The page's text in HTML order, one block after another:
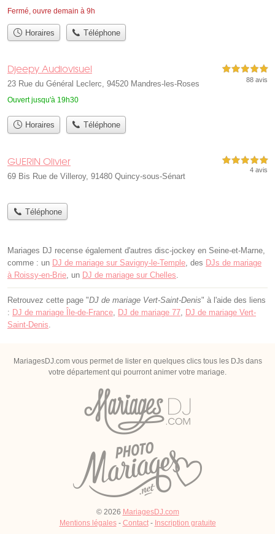
Fermé, ouvre demain à 9h
Horaires Téléphone
Djeepy Audiovisuel
23 Rue du Général Leclerc, 94520 Mandres-les-Roses
Ouvert jusqu'à 19h30
5,0 étoiles sur 5
88 avis
Horaires Téléphone
GUERIN Olivier
69 Bis Rue de Villeroy, 91480 Quincy-sous-Sénart
5,0 étoiles sur 5
4 avis
Téléphone
Mariages DJ recense également d'autres disc-jockey en Seine-et-Marne,
comme : un DJ de mariage sur Savigny-le-Temple , des DJs de mariage
à Roissy-en-Brie , un DJ de mariage sur Chelles
Retrouvez cette page "DJ de mariage Vert-Saint-Denis" à l'aide des liens
: DJ de mariage Île-de-France DJ de mariage 77
DJ de mariage Vert-
Saint-Denis
MariagesDJ.com vous permet de lister en quelques clics tous les DJs dans
votre département qui pourront animer votre mariage.
© 2026 MariagesDJ.com
Mentions légales- Contact- Inscription gratuite